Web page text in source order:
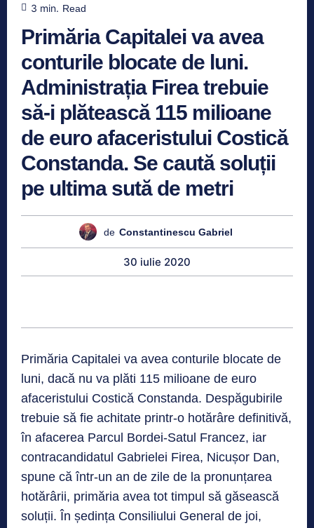
3 min. Read
Primăria Capitalei va avea
conturile blocate de luni.
Administrația Firea trebuie
să-i plătească 115 milioane
de euro afaceristului Costică
Constanda. Se caută soluții
pe ultima sută de metri
de Constantinescu Gabriel
30 iulie 2020
Primăria Capitalei va avea conturile blocate de
luni, dacă nu va plăti 115 milioane de euro
afaceristului Costică Constanda. Despăgubirile
trebuie să fie achitate printr-o hotărâre definitivă,
în afacerea Parcul Bordei-Satul Francez, iar
contracandidatul Gabrielei Firea, Nicușor Dan,
spune că într-un an de zile de la pronunțarea
hotărârii, primăria avea tot timpul să găsească
soluții. În ședința Consiliului General de joi,